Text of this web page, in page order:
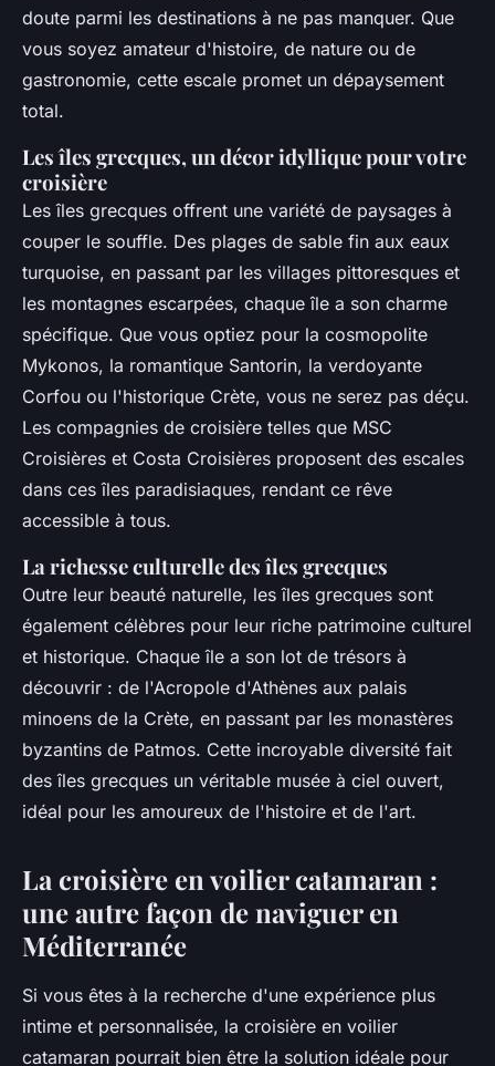
doute parmi les destinations à ne pas manquer. Que
vous soyez amateur d'histoire, de nature ou de
gastronomie, cette escale promet un dépaysement
total.
Les îles grecques, un décor idyllique pour votre
croisière
Les îles grecques offrent une variété de paysages à
couper le souffle. Des plages de sable fin aux eaux
turquoise, en passant par les villages pittoresques et
les montagnes escarpées, chaque île a son charme
spécifique. Que vous optiez pour la cosmopolite
Mykonos, la romantique Santorin, la verdoyante
Corfou ou l'historique Crète, vous ne serez pas déçu.
Les compagnies de croisière telles que MSC
Croisières et Costa Croisières proposent des escales
dans ces îles paradisiaques, rendant ce rêve
accessible à tous.
La richesse culturelle des îles grecques
Outre leur beauté naturelle, les îles grecques sont
également célèbres pour leur riche patrimoine culturel
et historique. Chaque île a son lot de trésors à
découvrir : de l'Acropole d'Athènes aux palais
minoens de la Crète, en passant par les monastères
byzantins de Patmos. Cette incroyable diversité fait
des îles grecques un véritable musée à ciel ouvert,
idéal pour les amoureux de l'histoire et de l'art.
La croisière en voilier catamaran :
une autre façon de naviguer en
Méditerranée
Si vous êtes à la recherche d'une expérience plus
intime et personnalisée, la croisière en voilier
catamaran pourrait bien être la solution idéale pour